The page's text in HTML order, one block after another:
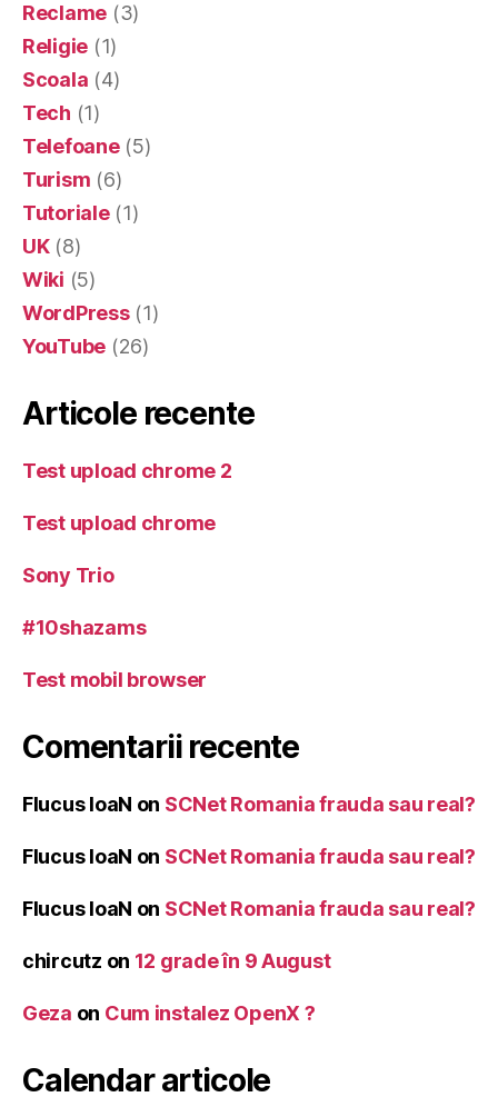
Reclame (3)
Religie (1)
Scoala (4)
Tech (1)
Telefoane(5)
Turism (6)
Tutoriale(1)
UK(8)
Wiki (5)
WordPress(1)
YouTube (26)
Articole recente
Test upload chrome 2
Test upload chrome
Sony Trio
#10shazams
Test mobil browser
Comentarii recente
Flucus IoaN on SCNet Romania frauda sau real?
Flucus IoaN on SCNet Romania frauda sau real?
Flucus IoaN on SCNet Romania frauda sau real?
chircutz on 12 grade în 9 August
Geza on Cum instalez OpenX ?
Calendar articole